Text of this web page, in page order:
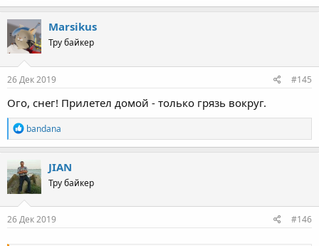
a
c
t
i
o
n
s
Marsikus
Тру байкер
26 Дек 2019 #145
Ого, снег! Прилетел домой - только грязь вокруг.
R
e
a
t
i
o
n
s
bandana
JIAN
Тру байкер
26 Дек 2019 #146